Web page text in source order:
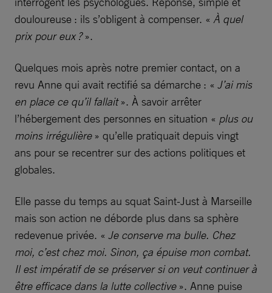
douloureuse : ils s’obligent à compenser. « À quel
prix pour eux ?».
Quelques mois après notre premier contact, on a
revu Anne qui avait rectifié sa démarche : « J’ai mis
en place ce qu’il fallait». À savoir arrêter
l’hébergement des personnes en situation « plus ou
moins irrégulière » qu’elle pratiquait depuis vingt
ans pour se recentrer sur des actions politiques et
globales.
Elle passe du temps au squat Saint-Just à Marseille
mais son action ne déborde plus dans sa sphère
redevenue privée. « Je conserve ma bulle. Chez
moi, c’est chez moi. Sinon, ça épuise mon combat.
Il est impératif de se préserver si on veut continuer à
être efficace dans la lutte collective ». Anne puise